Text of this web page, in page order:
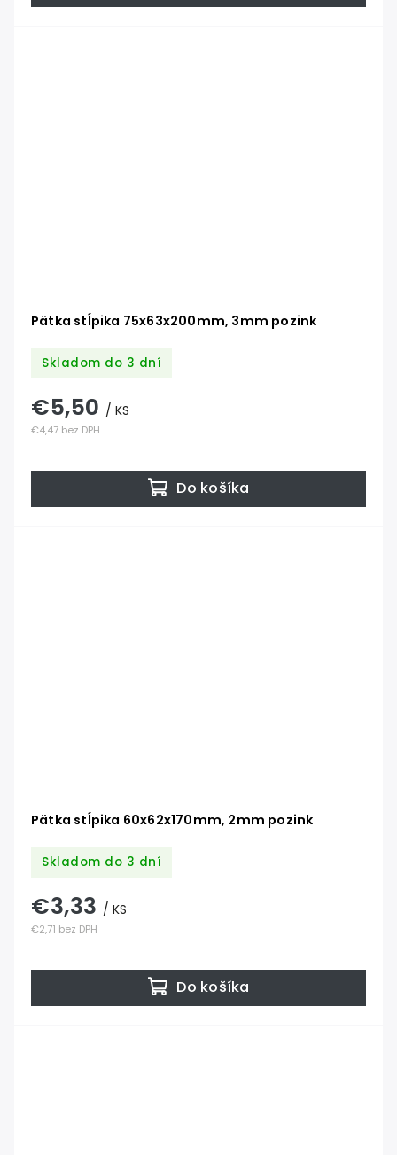
Pätka stĺpika 75x63x200mm, 3mm pozink
Skladom do 3 dní
€4,47 bez DPH
€5,50 / KS
Do košíka
Pätka stĺpika 60x62x170mm, 2mm pozink
Skladom do 3 dní
€2,71 bez DPH
€3,33 / KS
Do košíka